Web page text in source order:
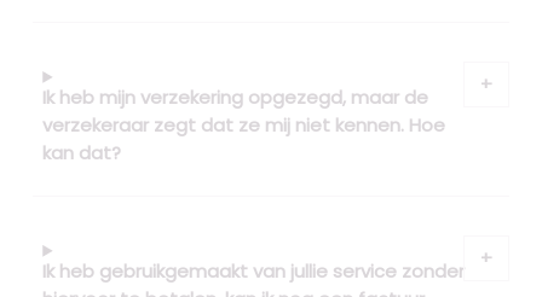
Ik heb mijn verzekering opgezegd, maar de
verzekeraar zegt dat ze mij niet kennen. Hoe
kan dat?
Ik heb gebruikgemaakt van jullie service zonder